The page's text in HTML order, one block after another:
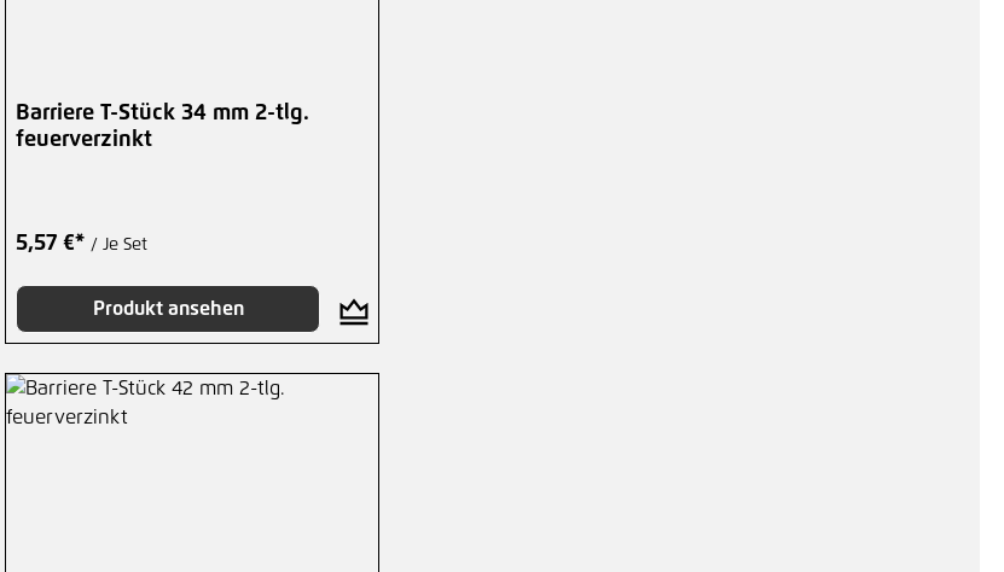
Barriere T-Stück 34 mm 2-tlg.
feuerverzinkt
5,57 €* / Je Set
Produkt ansehen